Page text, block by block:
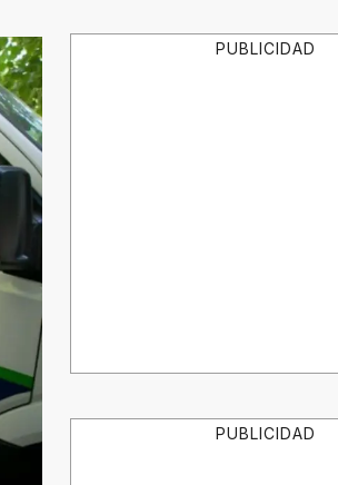
PUBLICIDAD
PUBLICIDAD